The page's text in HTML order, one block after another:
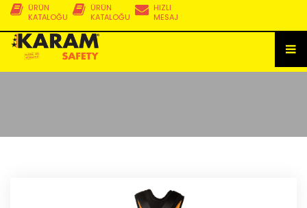
HIZLI
MESAJ
ÜRÜN
KATALOĞU
ÜRÜN
KATALOĞU